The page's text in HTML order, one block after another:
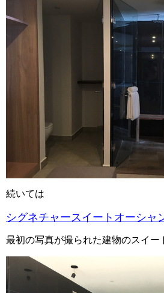
続いては
シグネチャースイートオーシャ
最初の写真が撮られた建物のスイー